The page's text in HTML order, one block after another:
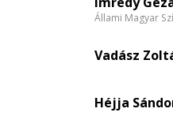
Állami Magyar
Vadász
Héjja